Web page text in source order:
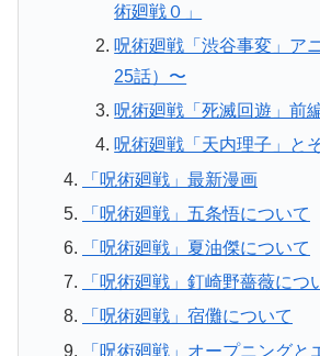
術廻戦０」
呪術廻戦「渋谷事変」ア
25話）〜
呪術廻戦「死滅回遊」前
呪術廻戦「天内理子」と
「呪術廻戦」最新漫画
「呪術廻戦」五条悟について
「呪術廻戦」夏油傑について
「呪術廻戦」釘崎野薔薇につ
「呪術廻戦」宿儺について
「呪術廻戦」オープニングと